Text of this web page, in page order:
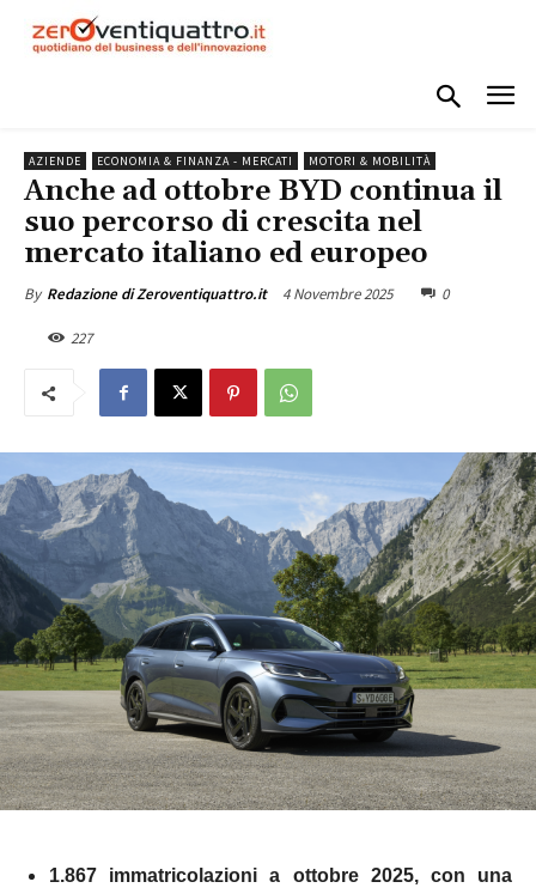
AZIENDE ECONOMIA & FINANZA - MERCATI MOTORI & MOBILITÀ
Anche ad ottobre BYD continua il
suo percorso di crescita nel
mercato italiano ed europeo
By Redazione di Zeroventiquattro.it 4 Novembre 2025 0
227
1.867 immatricolazioni a ottobre 2025, con una